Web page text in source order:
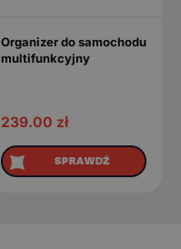
Organizer do samochodu
multifunkcyjny
239.00 zł
SPRAWDŹ